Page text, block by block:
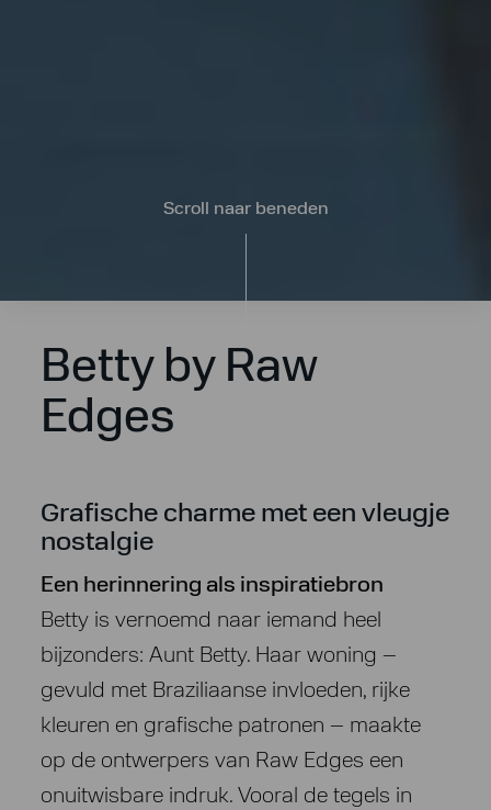
Scroll naar beneden
Betty by Raw
Edges
Grafische charme met een vleugje
nostalgie
Een herinnering als inspiratiebron
Betty is vernoemd naar iemand heel
bijzonders: Aunt Betty. Haar woning –
gevuld met Braziliaanse invloeden, rijke
kleuren en grafische patronen – maakte
op de ontwerpers van Raw Edges een
onuitwisbare indruk. Vooral de tegels in